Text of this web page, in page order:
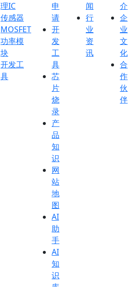
理IC
传感器
MOSFET
功率模
块
开发工
具
申
请
开
发
工
具
芯
片
烧
录
产
品
知
识
网
站
地
图
AI
助
手
AI
知
识
闻
行
业
资
讯
介
企
业
文
化
合
作
伙
伴